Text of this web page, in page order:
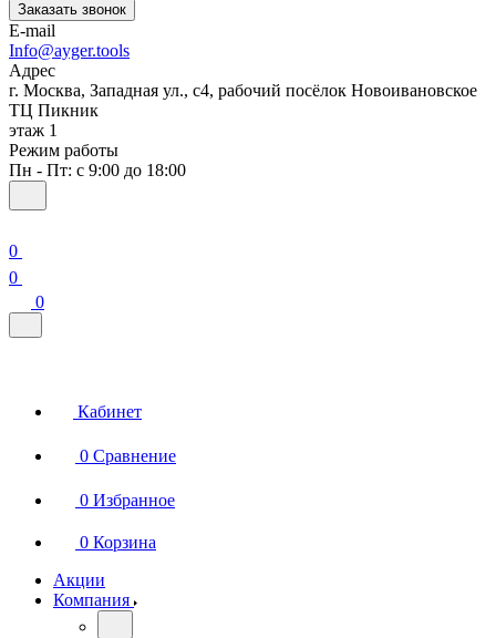
Заказать звонок
E-mail
Info@ayger.tools
Адрес
г. Москва, Западная ул., с4, рабочий посёлок Новоивановское
ТЦ Пикник
этаж 1
Режим работы
Пн - Пт: с 9:00 до 18:00
0
0
0
Кабинет
0 Сравнение
0 Избранное
0 Корзина
Акции
Компания